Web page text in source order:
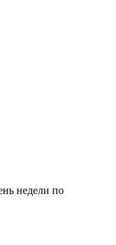
недели по